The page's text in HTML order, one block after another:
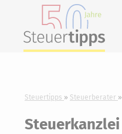
Steuertipps Steuerberater